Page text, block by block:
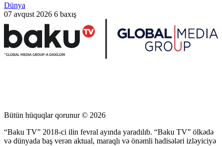
Dünya
07 avqust 2026 6 baxış
Bütün hüquqlar qorunur © 2026
“Baku TV” 2018-ci ilin fevral ayında yaradılıb. “Baku TV” ölkədə
və dünyada baş verən aktual, maraqlı və önəmli hadisələri izləyiciyə